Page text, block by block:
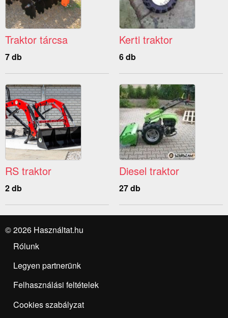
Traktor tárcsa
7 db
Kerti traktor
6 db
RS traktor
2 db
Diesel traktor
27 db
© 2026 Használtat.hu
Rólunk
Legyen partnerünk
Felhasználási feltételek
Cookies szabályzat